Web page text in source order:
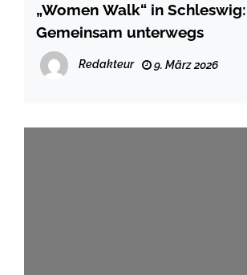
„Women Walk“ in Schleswig:
Gemeinsam unterwegs
Redakteur 9. März 2026